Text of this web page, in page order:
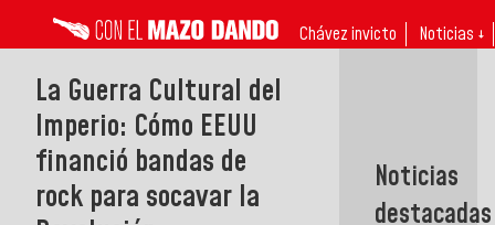
Chávez invicto Noticias ↓
La Guerra Cultural del
Imperio: Cómo EEUU
financió bandas de
rock para socavar la
Noticias
destacadas